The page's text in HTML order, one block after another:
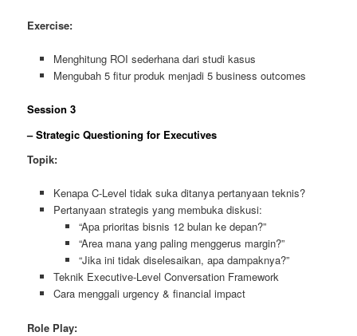
Exercise:
Menghitung ROI sederhana dari studi kasus
Mengubah 5 fitur produk menjadi 5 business outcomes
Session 3
– Strategic Questioning for Executives
Topik:
Kenapa C-Level tidak suka ditanya pertanyaan teknis?
Pertanyaan strategis yang membuka diskusi:
“Apa prioritas bisnis 12 bulan ke depan?”
“Area mana yang paling menggerus margin?”
“Jika ini tidak diselesaikan, apa dampaknya?”
Teknik Executive-Level Conversation Framework
Cara menggali urgency & financial impact
Role Play: